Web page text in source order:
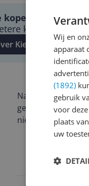
keuze mee!
Kieskeurig.nl
Na ongeveer een
geluiden te
nieuwe. Deze en
Wij en
apparaat
(1892)
gebruik
voor
plaats
uw